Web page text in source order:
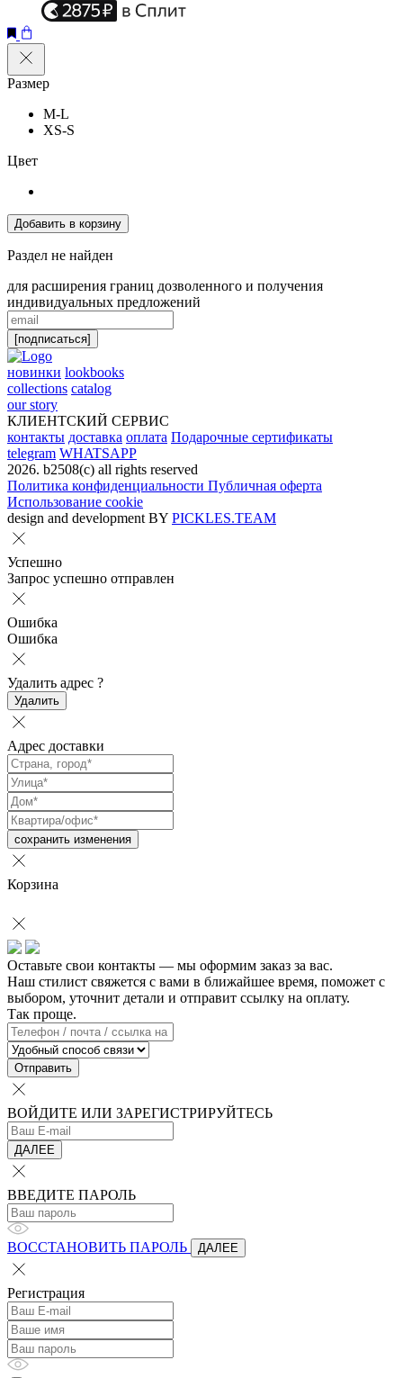
Размер
M-L
XS-S
Цвет
Добавить в корзину
Раздел не найден
для расширения границ дозволенного и получения
индивидуальных предложений
[подписаться]
новинки lookbooks
collections catalog
our story
КЛИЕНТСКИЙ СЕРВИС
контакты доставка оплата Подарочные сертификаты
telegram WHATSAPP
2026. b2508(с) all rights reserved
Политика конфиденциальности Публичная оферта
Использование cookie
design and development BY PICKLES.TEAM
Успешно
Запрос успешно отправлен
Ошибка
Ошибка
Удалить адрес ?
Удалить
Адрес доставки
сохранить изменения
Корзина
Оставьте свои контакты — мы оформим заказ за вас.
Наш стилист свяжется с вами в ближайшее время, поможет с
выбором, уточнит детали и отправит ссылку на оплату.
Так проще.
Отправить
ВОЙДИТЕ ИЛИ ЗАРЕГИСТРИРУЙТЕСЬ
ДАЛЕЕ
ВВЕДИТЕ ПАРОЛЬ
ВОССТАНОВИТЬ ПАРОЛЬ ДАЛЕЕ
Регистрация